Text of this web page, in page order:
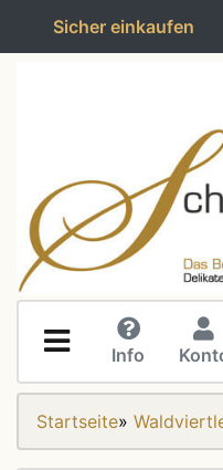
Sicher einkaufen
Info
Startseite»